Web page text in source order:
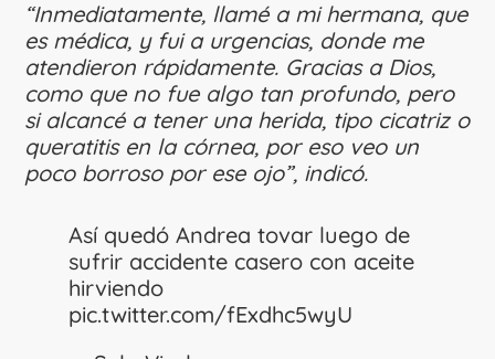
“Inmediatamente, llamé a mi hermana, que
es médica, y fui a urgencias, donde me
atendieron rápidamente. Gracias a Dios,
como que no fue algo tan profundo, pero
si alcancé a tener una herida, tipo cicatriz o
queratitis en la córnea, por eso veo un
poco borroso por ese ojo”, indicó.
Así quedó Andrea tovar luego de
sufrir accidente casero con aceite
hirviendo
pic.twitter.com/fExdhc5wyU